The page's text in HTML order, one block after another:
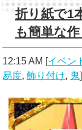
折り紙で1
も簡単な
12:15 AM [イベン
易度,飾り付け, 鬼]